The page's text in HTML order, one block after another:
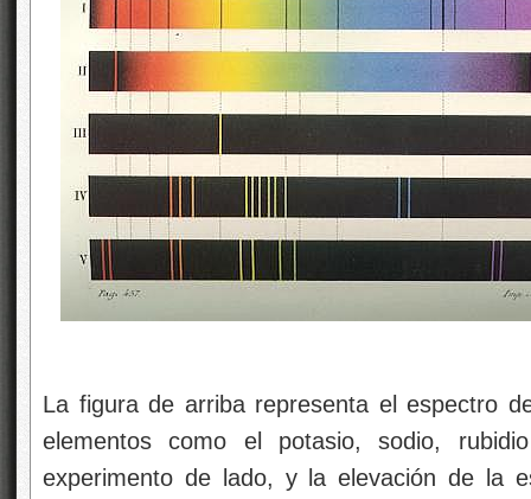
La figura de arriba representa el espectro
elementos como el potasio, sodio,
experimento de lado, y la elevación de la